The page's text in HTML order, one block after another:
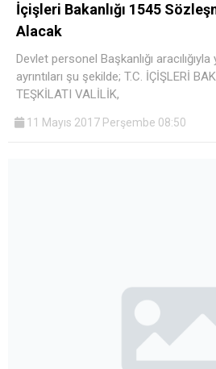
İçişleri Bakanlığı 1545
Alacak
Devlet personel Başkanlığı
ayrıntıları şu şekilde; T.C. İÇİŞLERİ
TEŞKİLATI VALİLİK,
11 Mayıs 2017 Perşembe 08:50